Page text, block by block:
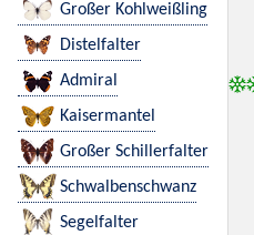
Großer Kohlweißling
Distelfalter
Admiral
Kaisermantel
Großer Schillerfalter
Schwalbenschwanz
Segelfalter